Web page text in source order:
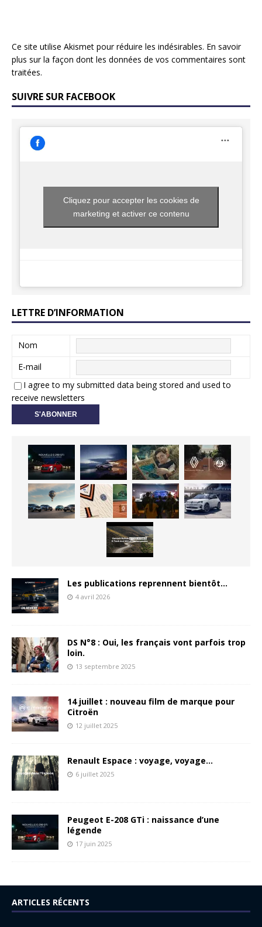
Ce site utilise Akismet pour réduire les indésirables. En savoir
plus sur la façon dont les données de vos commentaires sont
traitées.
SUIVRE SUR FACEBOOK
Cliquez pour accepter les cookies de
marketing et activer ce contenu
LETTRE D’INFORMATION
Nom
E-mail
I agree to my submitted data being stored and used to
receive newsletters
Les publications reprennent bientôt…
4 avril 2026
DS N°8 : Oui, les français vont parfois trop
loin.
13 septembre 2025
14 juillet : nouveau film de marque pour
Citroën
12 juillet 2025
Renault Espace : voyage, voyage…
6 juillet 2025
Peugeot E-208 GTi : naissance d’une
légende
17 juin 2025
ARTICLES RÉCENTS